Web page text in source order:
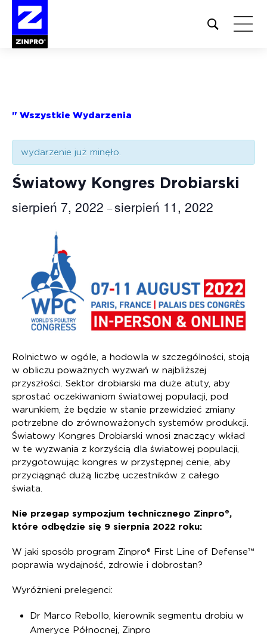
Open
site
" Wszystkie Wydarzenia
wydarzenie już minęło.
Światowy Kongres Drobiarski
sierpień 7, 2022 –sierpień 11, 2022
Rolnictwo w ogóle, a hodowla w szczególności, stoją
w obliczu poważnych wyzwań w najbliższej
przyszłości. Sektor drobiarski ma duże atuty, aby
sprostać oczekiwaniom światowej populacji, pod
warunkiem, że będzie w stanie przewidzieć zmiany
potrzebne do zrównoważonych systemów produkcji.
Światowy Kongres Drobiarski wnosi znaczący wkład
w te wyzwania z korzyścią dla światowej populacji,
przygotowując kongres w przystępnej cenie, aby
przyciągnąć dużą liczbę uczestników z całego
świata.
Nie przegap sympozjum technicznego Zinpro®,
które odbędzie się 9 sierpnia 2022 roku:
W jaki sposób program Zinpro® First Line of Defense™
poprawia wydajność, zdrowie i dobrostan?
Wyróżnieni prelegenci:
Dr Marco Rebollo, kierownik segmentu drobiu w
Ameryce Północnej, Zinpro